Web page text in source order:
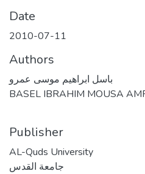
Date
2010-07-11
Authors
باسل ابراهيم موسى عمرو
BASEL IBRAHIM MOUSA
Publisher
AL-Quds University
جامعة القدس